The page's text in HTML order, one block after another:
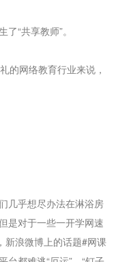
“共享教师”。
的网络教育行业来说，
几乎想尽办法在淋浴房
是对于一些一开学网速
新浪微博上的话题#网课